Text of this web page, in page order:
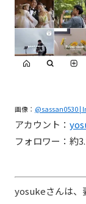
画像： @sassan0530 |
アカウント：
フォロワー：約
yosukeさんは、